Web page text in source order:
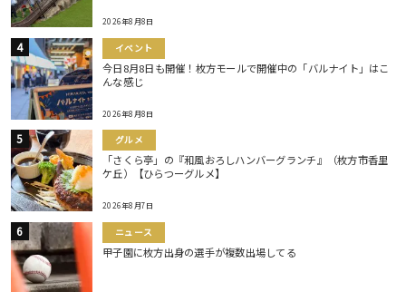
2026年8月8日
イベント
今日8月8日も開催！枚方モールで開催中の「バルナイト」はこ
んな感じ
2026年8月8日
グルメ
「さくら亭」の『和風おろしハンバーグランチ』（枚方市香里
ケ丘）【ひらつーグルメ】
2026年8月7日
ニュース
甲子園に枚方出身の選手が複数出場してる